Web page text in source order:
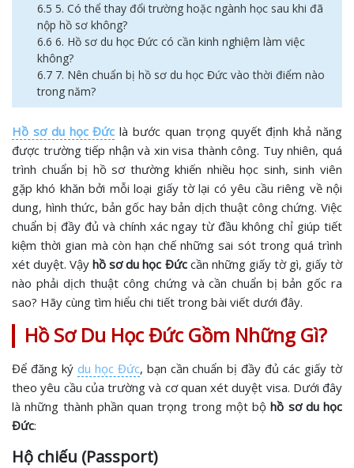
6.5 5. Có thể thay đổi trường hoặc ngành học sau khi đã
nộp hồ sơ không?
6.6 6. Hồ sơ du học Đức có cần kinh nghiệm làm việc
không?
6.7 7. Nên chuẩn bị hồ sơ du học Đức vào thời điểm nào
trong năm?
Hồ sơ du học Đức là bước quan trọng quyết định khả năng
được trường tiếp nhận và xin visa thành công. Tuy nhiên, quá
trình chuẩn bị hồ sơ thường khiến nhiều học sinh, sinh viên
gặp khó khăn bởi mỗi loại giấy tờ lại có yêu cầu riêng về nội
dung, hình thức, bản gốc hay bản dịch thuật công chứng. Việc
chuẩn bị đầy đủ và chính xác ngay từ đầu không chỉ giúp tiết
kiệm thời gian mà còn hạn chế những sai sót trong quá trình
xét duyệt. Vậyhồ sơ du học Đức cần những giấy tờ gì, giấy tờ
nào phải dịch thuật công chứng và cần chuẩn bị bản gốc ra
sao? Hãy cùng tìm hiểu chi tiết trong bài viết dưới đây.
Hồ Sơ Du Học Đức Gồm Những Gì?
Để đăng ký du học Đức, bạn cần chuẩn bị đầy đủ các giấy tờ
theo yêu cầu của trường và cơ quan xét duyệt visa. Dưới đây
là những thành phần quan trọng trong một bộhồ sơ du học
Đức:
Hộ chiếu (Passport)